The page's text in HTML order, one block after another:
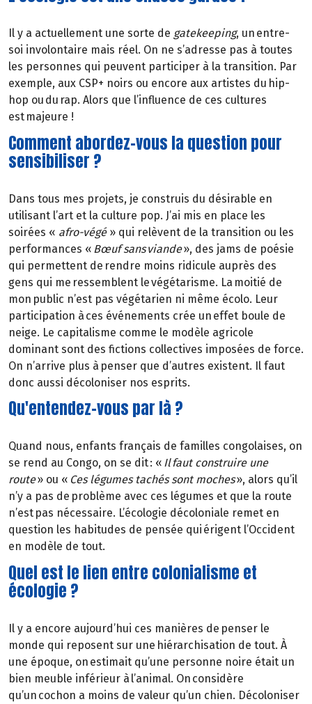
Il y a actuellement une sorte de gatekeeping, un entre-
soi involontaire mais réel. On ne s’adresse pas à toutes
les personnes qui peuvent participer à la transition. Par
exemple, aux CSP+ noirs ou encore aux artistes du hip-
hop ou du rap. Alors que l’influence de ces cultures
est majeure !
Comment abordez-vous la question pour
sensibiliser ?
Dans tous mes projets, je construis du désirable en
utilisant l’art et la culture pop. J’ai mis en place les
soirées « afro-végé» qui relèvent de la transition ou les
performances « Bœuf sans viande», des jams de poésie
qui permettent de rendre moins ridicule auprès des
gens qui me ressemblent le végétarisme. La moitié de
mon public n’est pas végétarien ni même écolo. Leur
participation à ces événements crée un effet boule de
neige. Le capitalisme comme le modèle agricole
dominant sont des fictions collectives imposées de force.
On n’arrive plus à penser que d’autres existent. Il faut
donc aussi décoloniser nos esprits.
Qu'entendez-vous par là ?
Quand nous, enfants français de familles congolaises, on
se rend au Congo, on se dit : « Il faut construire une
route» ou « Ces légumes tachés sont moches», alors qu’il
n’y a pas de problème avec ces légumes et que la route
n’est pas nécessaire. L’écologie décoloniale remet en
question les habitudes de pensée qui érigent l’Occident
en modèle de tout.
Quel est le lien entre colonialisme et
écologie ?
Il y a encore aujourd’hui ces manières de penser le
monde qui reposent sur une hiérarchisation de tout. À
une époque, on estimait qu’une personne noire était un
bien meuble inférieur à l’animal. On considère
qu’un cochon a moins de valeur qu’un chien. Décoloniser